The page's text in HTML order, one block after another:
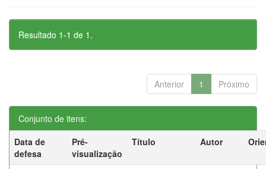
Resultado 1-1 de 1.
Anterior 1 Próximo
Conjunto de itens:
Data de
defesa
Pré-
visualização
Título Autor